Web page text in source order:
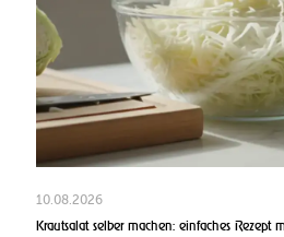
10.08.2026
Krautsalat selber machen: einfaches Rezept